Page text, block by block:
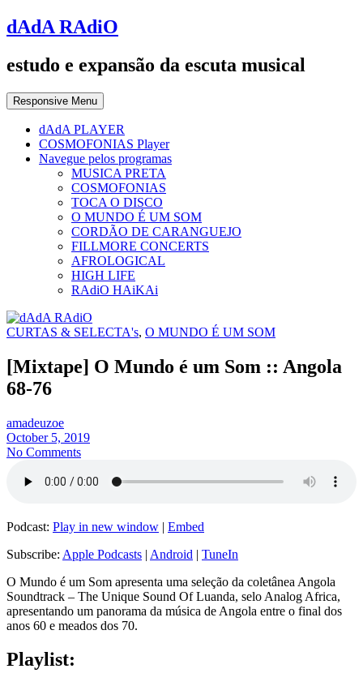
dAdA RAdiO
estudo e expansão da escuta musical
Responsive Menu
dAdA PLAYER
COSMOFONIAS Player
Navegue pelos programas
MUSICA PRETA
COSMOFONIAS
TOCA O DISCO
O MUNDO É UM SOM
CORDÃO DE CARANGUEJO
FILLMORE CONCERTS
AFROLOGICAL
HIGH LIFE
RAdiO HAiKAi
CURTAS & SELECTA's, O MUNDO É UM SOM
[Mixtape] O Mundo é um Som :: Angola
68-76
amadeuzoe
October 5, 2019
No Comments
Podcast: Play in new window | Embed
Subscribe: Apple Podcasts | Android | TuneIn
O Mundo é um Som apresenta uma seleção da coletânea Angola
Soundtrack – The Unique Sound Of Luanda, selo Analog Africa,
apresentando um panorama da música de Angola entre o final dos
anos 60 e meados dos 70.
Playlist: